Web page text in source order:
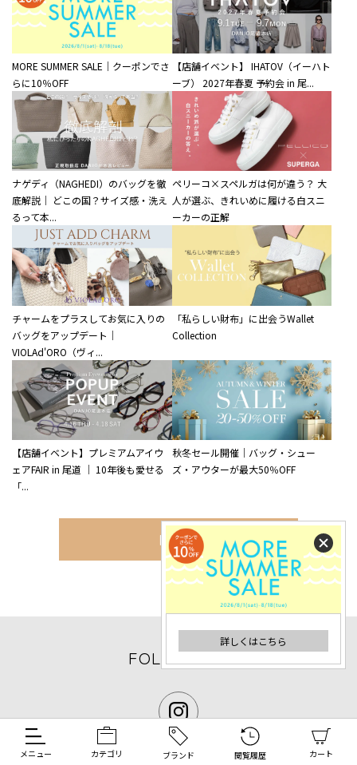
詳しくはこちら
メニュー カテゴリ ブランド 閲覧履歴 カート
MORE SUMMER SALE｜クーポンでさ
らに10％OFF
【店舗イベント】 IHATOV（イーハト
ーブ） 2027年春夏 予約会 in 尾...
ナゲディ（NAGHEDI）のバッグを徹
底解説｜ どこの国？サイズ感・洗え
るって本...
ペリーコ×スペルガは何が違う？ 大
人が選ぶ、きれいめに履ける白スニ
ーカーの正解
チャームをプラスしてお気に入りの
バッグをアップデート｜
VIOLAd'ORO（ヴィ...
「私らしい財布」に出会うWallet
Collection
【店舗イベント】プレミアムアイウ
ェアFAIR in 尾道 ｜ 10年後も愛せる
「...
秋冬セール開催｜バッグ・シュー
ズ・アウターが最大50％OFF
MORE
FOLLOW US